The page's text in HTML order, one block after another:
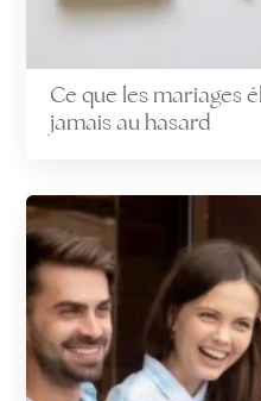
Ce que les mariages
jamais au hasard